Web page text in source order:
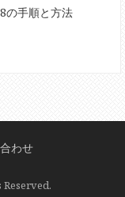
の手順と方法
わせ